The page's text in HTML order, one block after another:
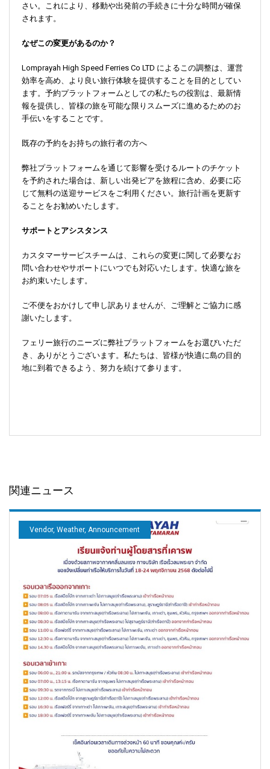
さい。これにより、移動や出発前の手続きに十分な時間が確保
されます。
なぜこの変更があるのか？
Lomprayah High Speed Ferries Co LTD によるこの調整は、運営
効率を高め、より良い旅行体験を提供することを目的としてい
ます。予約プラットフォームとしての私たちの役割は、最新情
報を提供し、皆様の旅を可能な限りスムーズに進めるためのお
手伝いをすることです。
既存の予約をお持ちの旅行者の方へ
弊社プラットフォームを通じて影響を受けるルートのチケット
を予約された場合は、新しい出発ピアを旅程に含め、必要に応
じて無料の送迎サービスをご利用ください。旅行計画を更新す
ることをお勧めいたします。
サポートとアシスタンス
カスタマーサービスチームは、これらの変更に関して必要なお
問い合わせやサポートにいつでも対応いたします。快適な旅を
お約束いたします。
ご不便をおかけして申し訳ありませんが、ご理解とご協力に感
謝いたします。
フェリー旅行のニーズに弊社プラットフォームをお選びいただ
き、ありがとうございます。私たちは、皆様が快適に島の目的
地に到着できるよう、努力を続けて参ります。
関連ニュース
Vendor, Weather, Announcement